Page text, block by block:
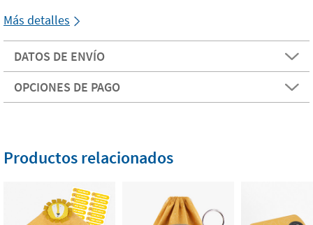
Más detalles
DATOS DE ENVÍO
OPCIONES DE PAGO
Productos relacionados